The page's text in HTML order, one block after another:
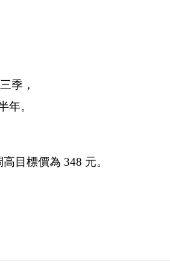
季，
年。
目標價為 348 元。